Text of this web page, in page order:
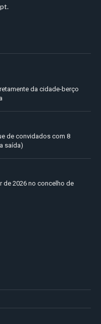
.
da cidade-berço
de convidados com 8
saída)
de 2026 no concelho de